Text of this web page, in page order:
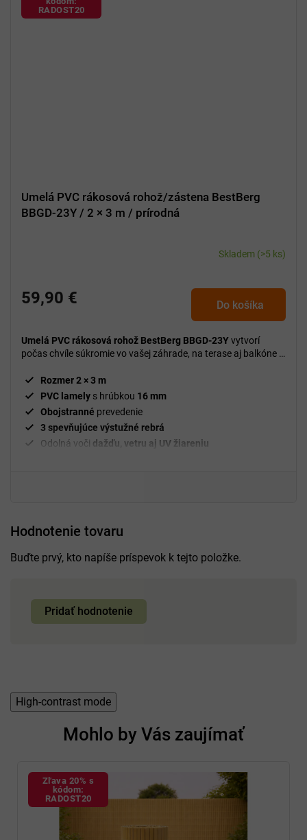
RADOST20
Umelá PVC rákosová rohož/zástena BestBerg
BBGD-23Y / 2 × 3 m / prírodná
Skladem (>5 ks)
59,90 € Do košíka
Umelá PVC rákosová rohož BestBerg BBGD-23Yvytvorí
počas chvíle súkromie vo vašej záhrade, na terase aj balkóne a
Rozmer 2 × 3 m
PVC lamely s hrúbkou 16 mm
Obojstranné prevedenie
3 spevňujúce výstužné rebrá
Odolná voči dažďu, vetru aj UV žiareniu
Hodnotenie tovaru
Buďte prvý, kto napíše príspevok k tejto položke.
Pridať hodnotenie
High-contrast mode
Mohlo by Vás zaujímať
Zľava 20% s
kódom:
RADOST20